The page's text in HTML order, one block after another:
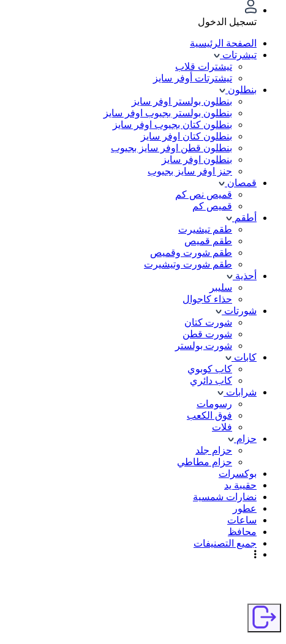
تسجيل الدخول
الصفحة الرئيسية
تيشرتات
تيشترات قلاب
تيشترتات أوفر سايز
بنطلون
بنطلون بولستر اوفر سايز
بنطلون بولستر بجيوب اوفر سايز
بنطلون كتان بجيوب اوفر سايز
بنطلون كتان اوفر سايز
بنطلون قطن اوفر سايز بجيوب
بنطلون اوفر سايز
جنز اوفر سايز بجيوب
قمصان
قميص نص كم
قميص كم
أطقم
طقم تيشيرت
طقم قميص
طقم شورت وقميص
طقم شورت وتيشيرت
أحذية
سليبر
حذاء كاجوال
شورتات
شورت كتان
شورت قطن
شورت بولستر
كابات
كاب كوبوي
كاب دائري
شرابات
رسومات
فوق الكعب
فلات
حزام
حزام جلد
حزام مطاطي
بوكسرات
حقيبة يد
نضارات شمسية
عطور
ساعات
محافظ
جميع التصنيفات